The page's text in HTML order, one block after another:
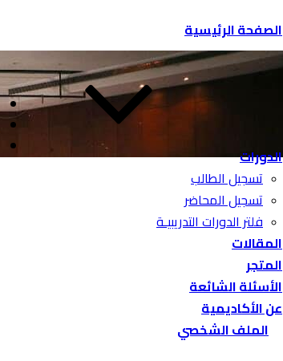
الصفحة الرئيسية
الدورات
تسجيل الطالب
تسجيل المحاضر
فلتر الدورات التدريبيـة
المقالات
المتجر
الأسئلة الشائعة
عن الأكاديمية
الملف الشخصي